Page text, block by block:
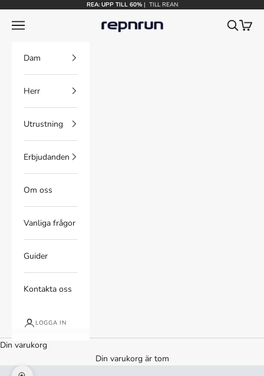
REA: UPP TILL 60% | TILL REAN
Repnrun
Meny Sök
Dam
Herr
Utrustning
Erbjudanden
Om oss
Vanliga frågor
Guider
Kontakta oss
LOGGA IN
Din varukorg
Din varukorg är tom